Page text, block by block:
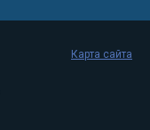
Карта сайта